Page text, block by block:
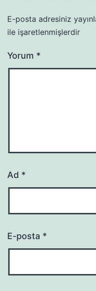
E-posta adresiniz
ile işaretlenmişlerdir
Yorum *
Ad *
E-posta *